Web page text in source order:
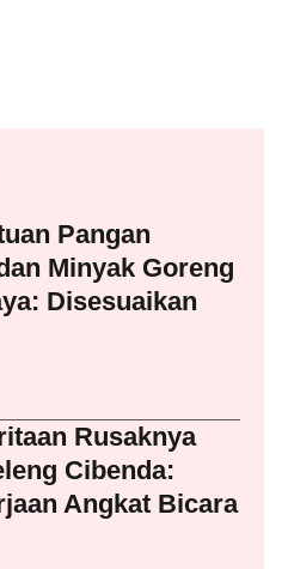
Pangan
Minyak Goreng
Disesuaikan
Rusaknya
Cibenda:
Angkat Bicara